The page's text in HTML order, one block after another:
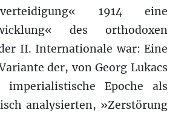
1914 eine
des orthodoxen
II. Internationale war: Eine
der, von Georg Lukacs
Epoche als
analysierten, »Zerstörung